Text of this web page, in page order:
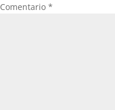
Comentario *